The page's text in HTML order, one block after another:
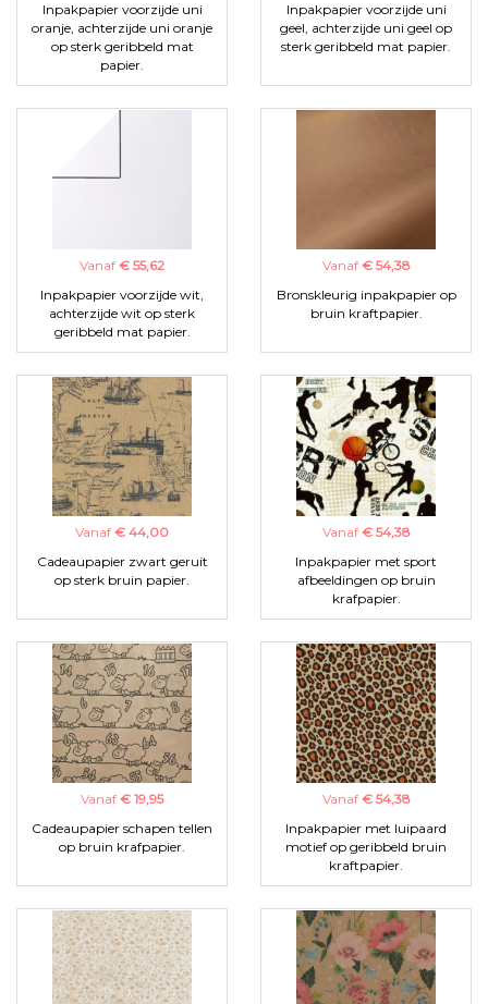
Inpakpapier voorzijde uni
oranje, achterzijde uni oranje
op sterk geribbeld mat
papier.
Inpakpapier voorzijde uni
geel, achterzijde uni geel op
sterk geribbeld mat papier.
Vanaf € 55,62
Inpakpapier voorzijde wit,
achterzijde wit op sterk
geribbeld mat papier.
Vanaf € 54,38
Bronskleurig inpakpapier op
bruin kraftpapier.
Vanaf € 44,00
Cadeaupapier zwart geruit
op sterk bruin papier.
Vanaf € 54,38
Inpakpapier met sport
afbeeldingen op bruin
krafpapier.
Vanaf € 19,95
Cadeaupapier schapen tellen
op bruin krafpapier.
Vanaf € 54,38
Inpakpapier met luipaard
motief op geribbeld bruin
kraftpapier.